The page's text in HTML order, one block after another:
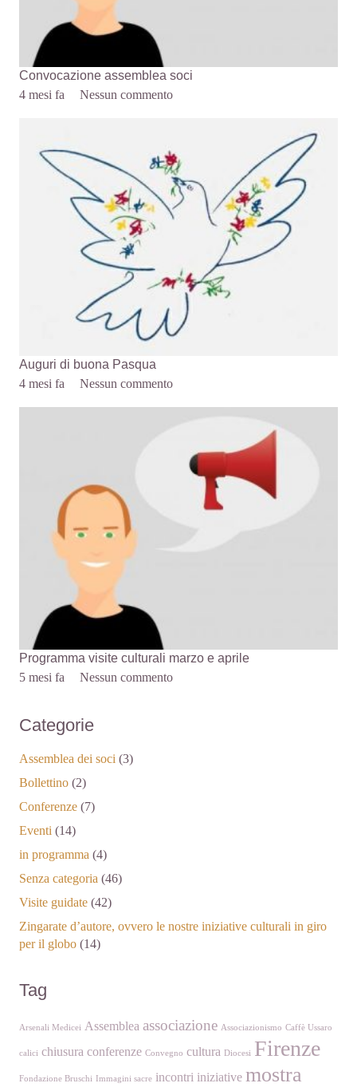
Convocazione assemblea soci
4 mesi fa
Nessun commento
Auguri di buona Pasqua
4 mesi fa
Nessun commento
Programma visite culturali marzo e aprile
5 mesi fa
Nessun commento
Categorie
Assemblea dei soci (3)
Bollettino (2)
Conferenze (7)
Eventi (14)
in programma (4)
Senza categoria (46)
Visite guidate (42)
Zingarate d’autore, ovvero le nostre iniziative culturali in giro
per il globo (14)
Tag
Arsenali Medicei Assemblea associazione Associazionismo Caffè Ussaro
calici chiusura conferenze Convegno cultura Diocesi Firenze
Fondazione Bruschi Immagini sacre incontri iniziative mostra